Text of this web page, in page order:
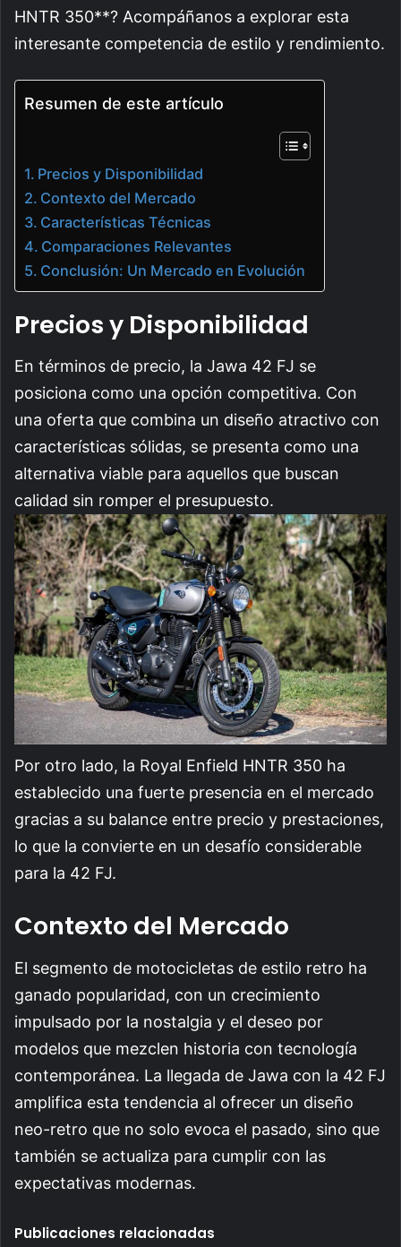
HNTR 350**? Acompáñanos a explorar esta
interesante competencia de estilo y rendimiento.
Resumen de este artículo
Precios y Disponibilidad
Contexto del Mercado
Características Técnicas
Comparaciones Relevantes
Conclusión: Un Mercado en Evolución
Precios y Disponibilidad
En términos de precio, la Jawa 42 FJ se
posiciona como una opción competitiva. Con
una oferta que combina un diseño atractivo con
características sólidas, se presenta como una
alternativa viable para aquellos que buscan
calidad sin romper el presupuesto.
Por otro lado, la Royal Enfield HNTR 350 ha
establecido una fuerte presencia en el mercado
gracias a su balance entre precio y prestaciones,
lo que la convierte en un desafío considerable
para la 42 FJ.
Contexto del Mercado
El segmento de motocicletas de estilo retro ha
ganado popularidad, con un crecimiento
impulsado por la nostalgia y el deseo por
modelos que mezclen historia con tecnología
contemporánea. La llegada de Jawa con la 42 FJ
amplifica esta tendencia al ofrecer un diseño
neo-retro que no solo evoca el pasado, sino que
también se actualiza para cumplir con las
expectativas modernas.
Publicaciones relacionadas